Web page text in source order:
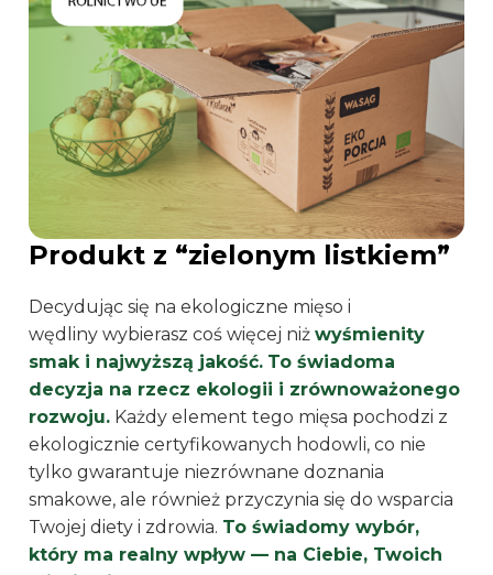
Produkt z “zielonym listkiem”
Decydując się na ekologiczne mięso i
wędliny wybierasz coś więcej niż wyśmienity
smak i najwyższą jakość. To świadoma
decyzja na rzecz ekologii i zrównoważonego
rozwoju. Każdy element tego mięsa pochodzi z
ekologicznie certyfikowanych hodowli, co nie
tylko gwarantuje niezrównane doznania
smakowe, ale również przyczynia się do wsparcia
Twojej diety i zdrowia. To świadomy wybór,
który ma realny wpływ — na Ciebie, Twoich